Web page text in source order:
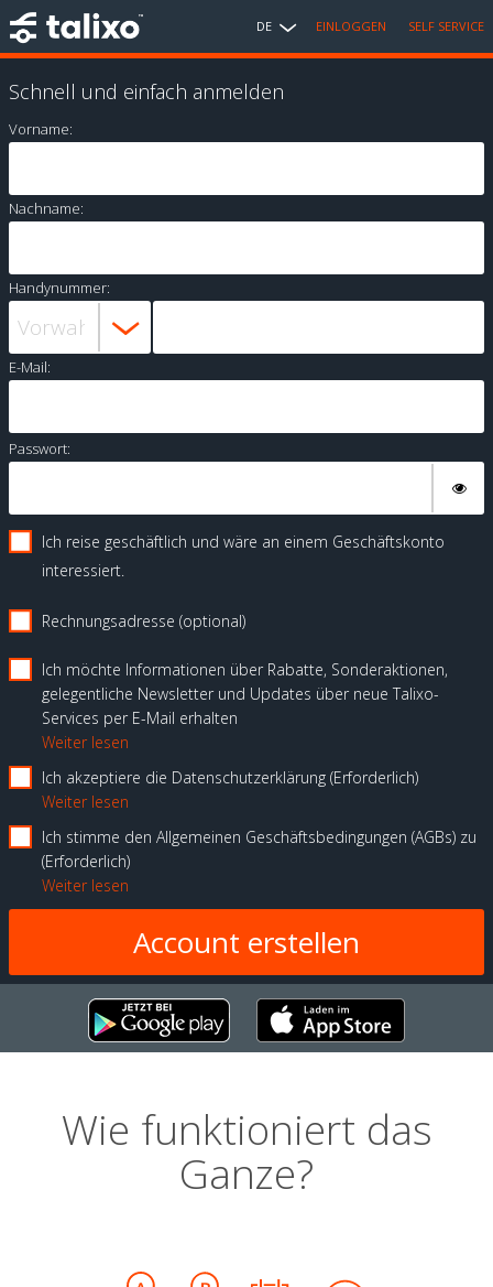
DE EINLOGGEN SELF SERVICE
Schnell und einfach anmelden
Vorname:
Nachname:
Handynummer:
E-Mail:
Passwort:
Ich reise geschäftlich und wäre an einem Geschäftskonto
interessiert.
Rechnungsadresse (optional)
Ich möchte Informationen über Rabatte, Sonderaktionen,
gelegentliche Newsletter und Updates über neue Talixo-
Services per E-Mail erhalten
Weiter lesen
Ich akzeptiere die Datenschutzerklärung Erforderlich
Weiter lesen
Ich stimme den Allgemeinen Geschäftsbedingungen (AGBs) zu
Erforderlich
Weiter lesen
Wie funktioniert das
Ganze?